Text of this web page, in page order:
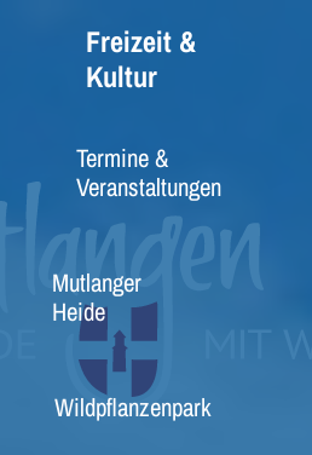
Freizeit &
Kultur
Termine &
Veranstaltungen
Mutlanger
Heide
Wildpflanzenpark